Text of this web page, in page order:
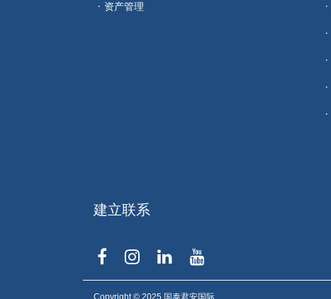
资产管理
建立联系
Copyright © 2025 国泰君安国际